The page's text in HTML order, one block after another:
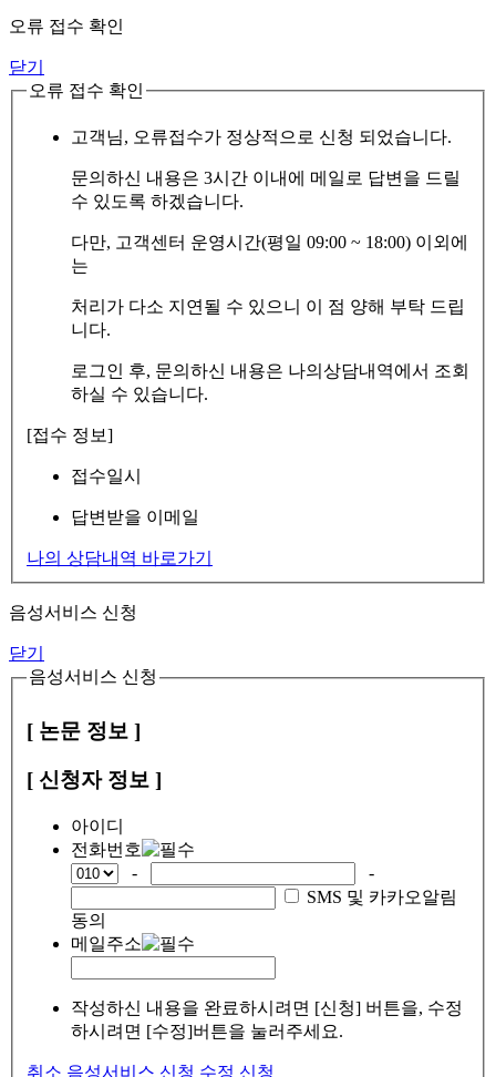
오류 접수 확인
닫기
오류 접수 확인
고객님, 오류접수가 정상적으로 신청 되었습니다.
문의하신 내용은 3시간 이내에 메일로 답변을 드릴
수 있도록 하겠습니다.
다만, 고객센터 운영시간(평일 09:00 ~ 18:00) 이외에
는
처리가 다소 지연될 수 있으니 이 점 양해 부탁 드립
니다.
로그인 후, 문의하신 내용은 나의상담내역에서 조회
하실 수 있습니다.
[접수 정보]
접수일시
답변받을 이메일
나의 상담내역 바로가기
음성서비스 신청
닫기
음성서비스 신청
[ 논문 정보 ]
[ 신청자 정보 ]
아이디
전화번호
-
-
SMS 및 카카오알림
동의
메일주소
작성하신 내용을 완료하시려면 [신청] 버튼을, 수정
하시려면 [수정]버튼을 눌러주세요.
취소 음성서비스 신청 수정 신청